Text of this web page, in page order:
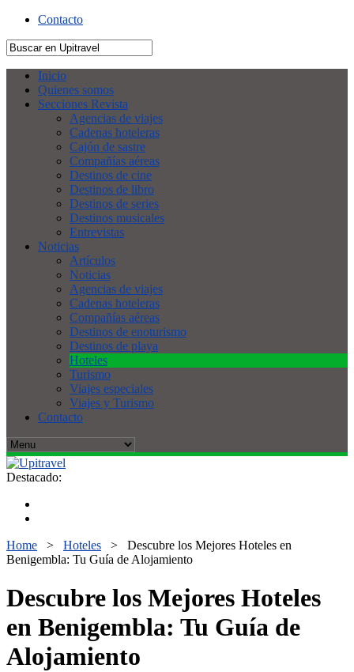
Contacto
Inicio
Quienes somos
Secciones Revista
Agencias de viajes
Cadenas hoteleras
Cajón de sastre
Compañías aéreas
Destinos de cine
Destinos de libro
Destinos de series
Destinos musicales
Entrevistas
Noticias
Artículos
Noticias
Agencias de viajes
Cadenas hoteleras
Compañías aéreas
Destinos de enoturismo
Destinos de playa
Hoteles
Turismo
Viajes especiales
Viajes y Turismo
Contacto
Destacado:
Home > Hoteles > Descubre los Mejores Hoteles en
Benigembla: Tu Guía de Alojamiento
Descubre los Mejores Hoteles
en Benigembla: Tu Guía de
Alojamiento